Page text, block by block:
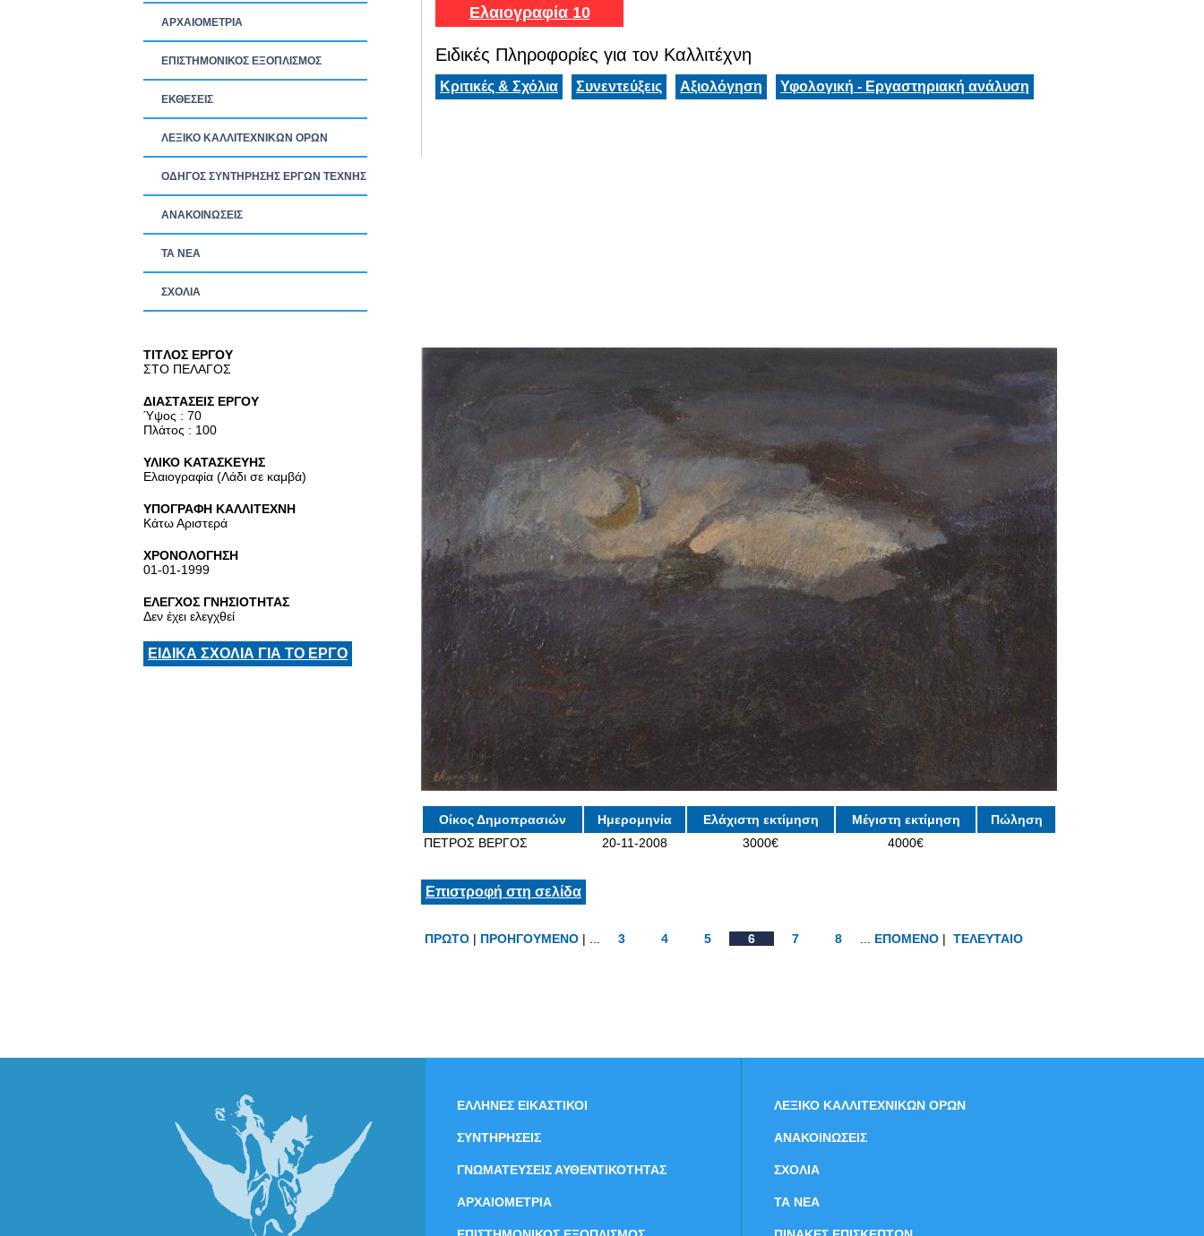
ΑΡΧΑΙΟΜΕΤΡΙΑ
ΕΠΙΣΤΗΜΟΝΙΚΟΣ ΕΞΟΠΛΙΣΜΟΣ
ΕΚΘΕΣΕΙΣ
ΛΕΞΙΚΟ ΚΑΛΛΙΤΕΧΝΙΚΩΝ ΟΡΩΝ
ΟΔΗΓΟΣ ΣΥΝΤΗΡΗΣΗΣ ΕΡΓΩΝ ΤΕΧΝΗΣ
ΑΝΑΚΟΙΝΩΣΕΙΣ
ΤΑ ΝEΑ
ΣΧΟΛΙΑ
Ελαιογραφία 10
Ειδικές Πληροφορίες για τον Καλλιτέχνη
Κριτικές & Σχόλια Συνεντεύξεις Αξιολόγηση Υφολογική - Εργαστηριακή ανάλυση
TITΛΟΣ ΕΡΓΟΥ
ΣΤΟ ΠΕΛΑΓΟΣ
ΔΙΑΣΤΑΣΕΙΣ ΕΡΓΟΥ
Ύψος : 70
Πλάτος : 100
ΥΛΙΚΟ ΚΑΤΑΣΚΕΥΗΣ
Ελαιογραφία (Λάδι σε καμβά)
ΥΠΟΓΡΑΦΗ ΚΑΛΛΙΤΕΧΝΗ
Κάτω Αριστερά
ΧΡΟΝΟΛΟΓΗΣΗ
01-01-1999
ΕΛΕΓΧΟΣ ΓΝΗΣΙΟΤΗΤΑΣ
Δεν έχει ελεγχθεί
ΕΙΔΙΚΑ ΣΧΟΛΙΑ ΓΙΑ ΤΟ ΕΡΓΟ
Οίκος Δημοπρασιών Ημερομηνία Ελάχιστη εκτίμηση Μέγιστη εκτίμηση
Πώληση
ΠΕΤΡΟΣ ΒΕΡΓΟΣ
20-11-2008 3000€ 4000€
Επιστροφή στη σελίδα
ΠΡΩΤΟ | ΠΡΟΗΓΟΥΜΕΝΟ | ... 3 4 5 6 7 8 ΕΠΟΜΕΝΟ | ΤΕΛΕΥΤΑΙΟ
ΕΛΛΗΝΕΣ ΕΙΚΑΣΤΙΚΟΙ
ΣΥΝΤΗΡΗΣΕΙΣ
ΓΝΩΜΑΤΕΥΣΕΙΣ ΑΥΘΕΝΤΙΚΟΤΗΤΑΣ
ΑΡΧΑΙΟΜΕΤΡΙΑ
ΛΕΞΙΚΟ ΚΑΛΛΙΤΕΧΝΙΚΩΝ ΟΡΩΝ
ΑΝΑΚΟΙΝΩΣΕΙΣ
ΣΧΟΛΙΑ
ΤΑ ΝEΑ